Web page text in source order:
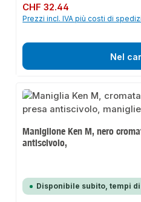
Prezzo normale:
CHF 32.44
Prezzi incl. IVA più costi di
Nel
Maniglione Ken M, nero
antiscivolo,
Disponibile subito, tempi